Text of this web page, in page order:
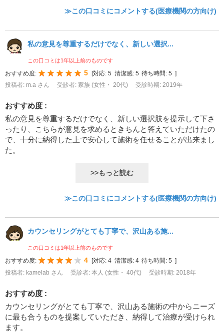
≫この口コミにコメントする(医療機関の方向け)
私の意見を尊重するだけでなく、新しい選択...
この口コミは1年以上前のものです
おすすめ度: 5 [対応: 5 清潔感: 5 待ち時間: 5 ]
投稿者: m.a さん
受診者: 家族 (女性・ 20代) 受診時期: 2019年
おすすめ度 :
私の意見を尊重するだけでなく、新しい選択肢を提示して下さ
ったり、こちらが意見を求めるときちんと答えていただけたの
で、十分に納得した上で安心して施術を任せることが出来まし
た。
>>もっと読む
≫この口コミにコメントする(医療機関の方向け)
カウンセリングがとても丁寧で、沢山ある施...
この口コミは1年以上前のものです
おすすめ度: 4 [対応: 4 清潔感: 4 待ち時間: 5 ]
投稿者: kamelab さん
受診者: 本人 (女性・ 40代) 受診時期: 2018年
おすすめ度 :
カウンセリングがとても丁寧で、沢山ある施術の中からニーズ
に最も合うものを提案していただき、納得して治療が受けられ
ます。